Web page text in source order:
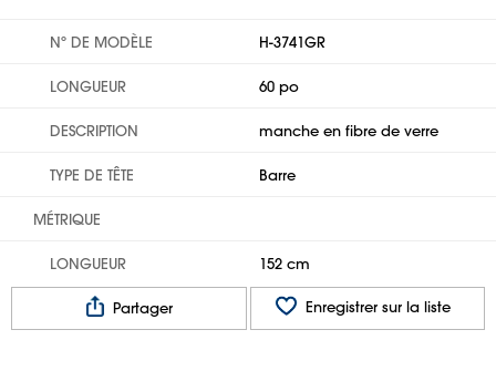
Nº DE MODÈLE H-3741GR
LONGUEUR 60 po
DESCRIPTION manche en fibre de verre
TYPE DE TÊTE Barre
MÉTRIQUE
LONGUEUR 152 cm
Partager Enregistrer sur la liste